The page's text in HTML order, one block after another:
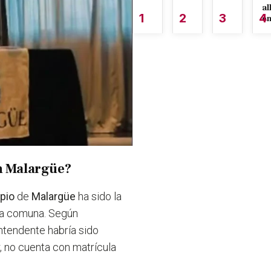
Malargüe?
de Malargüeha sido la
comuna. Según
habría sido
cuenta con matrícula
1 2 3
all
én
4